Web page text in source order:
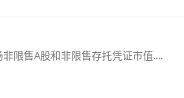
限售A股和非限售存托凭证市值....